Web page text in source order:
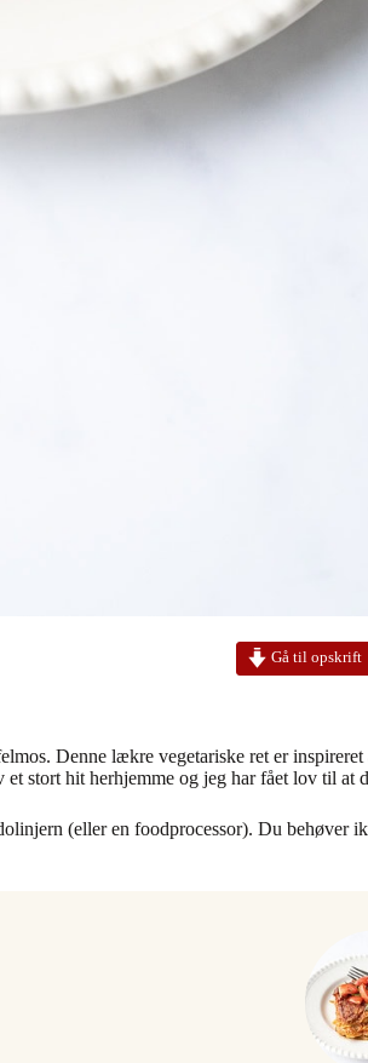
Gå til opskrift
Denne lækre vegetariske ret er
stort hit herhjemme og jeg har fået lov til at
(eller en foodprocessor). Du behøver